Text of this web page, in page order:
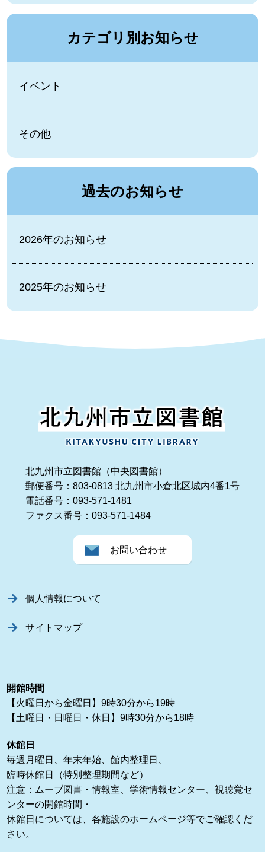
カテゴリ別お知らせ
イベント
その他
過去のお知らせ
2026年のお知らせ
2025年のお知らせ
北九州市立図書館（中央図書館）
郵便番号：803-0813 北九州市小倉北区城内4番1号
電話番号：093-571-1481
ファクス番号：093-571-1484
お問い合わせ
個人情報について
サイトマップ
開館時間
【火曜日から金曜日】9時30分から19時
【土曜日・日曜日・休日】9時30分から18時
休館日
毎週月曜日、年末年始、館内整理日、
臨時休館日（特別整理期間など）
注意：ムーブ図書・情報室、学術情報センター、視聴覚セ
ンターの開館時間・
休館日については、各施設のホームページ等でご確認くだ
さい。